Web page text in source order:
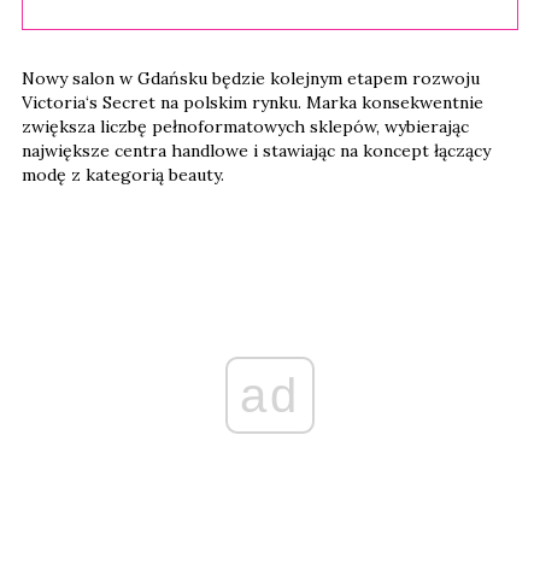
Nowy salon w Gdańsku będzie kolejnym etapem rozwoju
Victoria‘s Secret na polskim rynku. Marka konsekwentnie
zwiększa liczbę pełnoformatowych sklepów, wybierając
największe centra handlowe i stawiając na koncept łączący
modę z kategorią beauty.
ad